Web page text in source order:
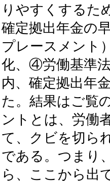
りやすくするた
確定拠出年金の
プレースメント
化、④労働基準
内、確定拠出年
た。結果はご覧
ントとは、労働
て、クビを切ら
である。つまり
ら、ここから出